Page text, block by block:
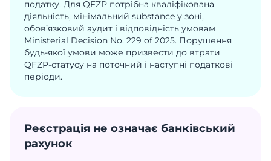
податку. Для QFZP потрібна кваліфікована
діяльність, мінімальний substance у зоні,
обов’язковий аудит і відповідність умовам
Ministerial Decision No. 229 of 2025. Порушення
будь-якої умови може призвести до втрати
QFZP-статусу на поточний і наступні податкові
періоди.
Реєстрація не означає банківський
рахунок